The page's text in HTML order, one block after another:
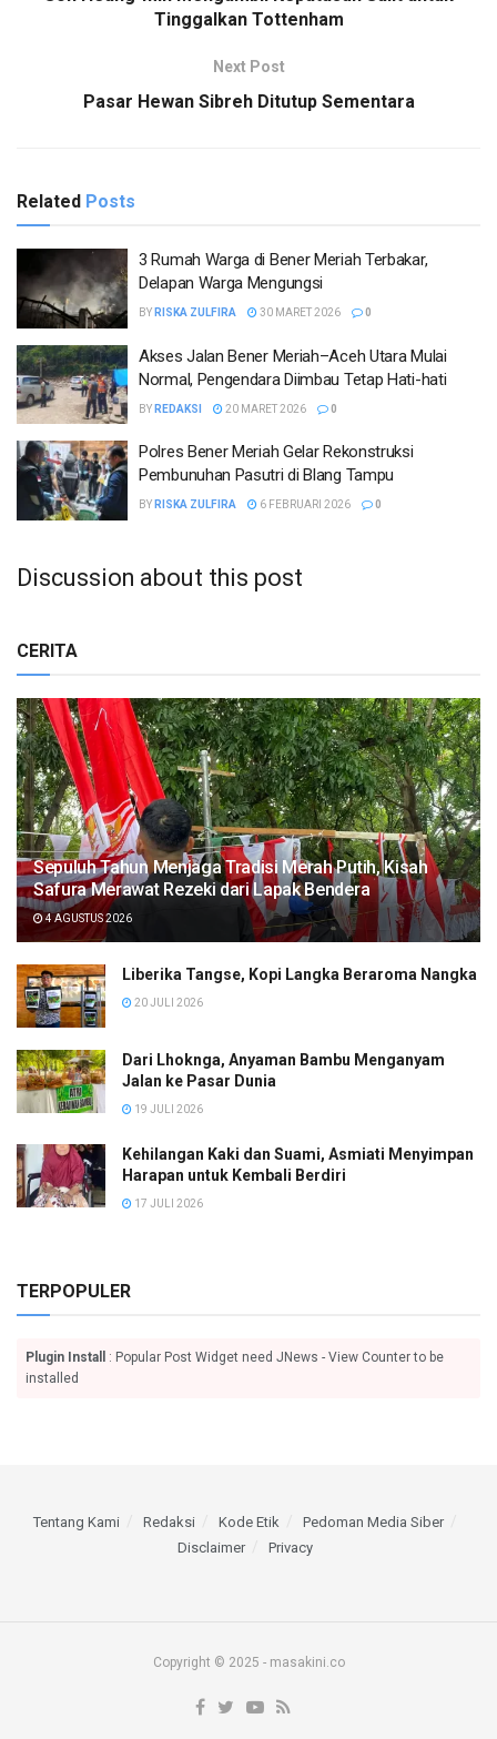
Tinggalkan Tottenham
Next Post
Pasar Hewan Sibreh Ditutup Sementara
Related Posts
3 Rumah Warga di Bener Meriah Terbakar,
Delapan Warga Mengungsi
BY RISKA ZULFIRA 30 MARET 2026 0
Akses Jalan Bener Meriah–Aceh Utara Mulai
Normal, Pengendara Diimbau Tetap Hati-hati
BY REDAKSI 20 MARET 2026 0
Polres Bener Meriah Gelar Rekonstruksi
Pembunuhan Pasutri di Blang Tampu
BY RISKA ZULFIRA 6 FEBRUARI 2026 0
Discussion about this post
CERITA
Sepuluh Tahun Menjaga Tradisi Merah Putih, Kisah
Safura Merawat Rezeki dari Lapak Bendera
4 AGUSTUS 2026
Liberika Tangse, Kopi Langka Beraroma Nangka
20 JULI 2026
Dari Lhoknga, Anyaman Bambu Menganyam
Jalan ke Pasar Dunia
19 JULI 2026
Kehilangan Kaki dan Suami, Asmiati Menyimpan
Harapan untuk Kembali Berdiri
17 JULI 2026
TERPOPULER
Plugin Install
: Popular Post Widget need JNews - View Counter to be
installed
Tentang Kami Redaksi Kode Etik
Pedoman Media Siber
Disclaimer
Privacy
Copyright © 2025 - masakini.co